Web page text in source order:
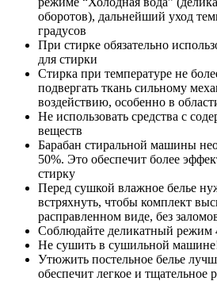
оборотов), дальнейший уход
градусов
При стирке обязательно
для стирки
Стирка при температуре не
подвергать ткань сильному
воздействию, особенно в
Не использовать средства с
веществ
Барабан стиральной машины
50%. Это обеспечит более
стирку
Перед сушкой влажное белье
встряхнуть, чтобы комплект
расправленном виде, без
Соблюдайте деликатный режим
Не сушить в сушильной
Утюжить постельное белье
обеспечит легкое и тщательное